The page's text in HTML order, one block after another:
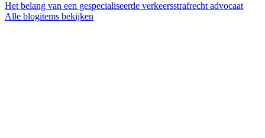
Het belang van een gespecialiseerde verkeersstrafrecht advocaat
Alle blogitems bekijken